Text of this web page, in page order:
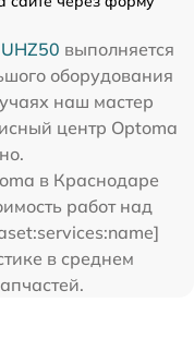
выполняется
оборудования
наш мастер
центр Optoma
в Краснодаре
работ над
в среднем